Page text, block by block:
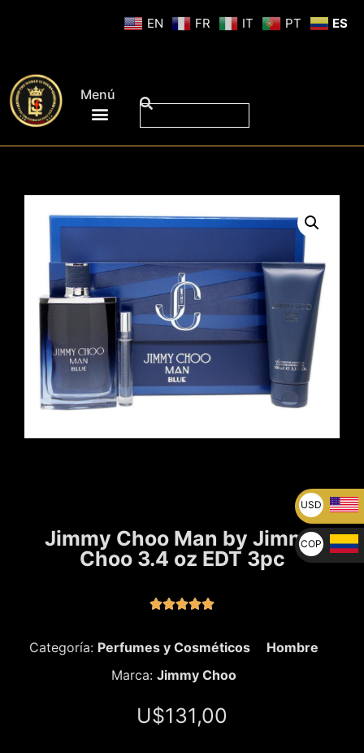
Menú
Jimmy Choo Man by Jimmy
Choo 3.4 oz EDT 3pc

Categoría: Perfumes y Cosméticos
Hombre
Marca: Jimmy Choo
U$131,00
EN FR IT PT ES
USD
U$
COP
$